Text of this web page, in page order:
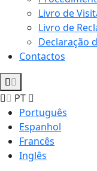
Livro de
Livro de
Declaração
Contactos
PT
Português
Espanhol
Francês
Inglês